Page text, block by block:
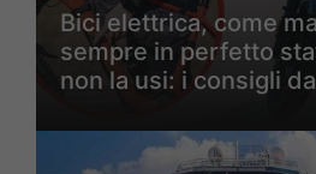
Bici elettrica, come
sempre in perfetto
non la usi: i consigli